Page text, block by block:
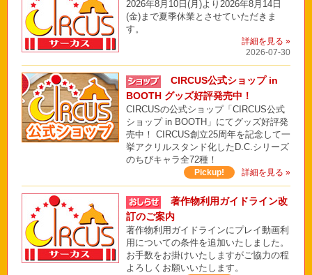
2026年8月10日(月)より2026年8月14日
(金)まで夏季休業とさせていただきま
す。
詳細を見る »
2026-07-30
CIRCUS公式ショップ in
BOOTH グッズ好評発売中！
CIRCUSの公式ショップ「CIRCUS公式
ショップ in BOOTH」にてグッズ好評発
売中！ CIRCUS創立25周年を記念して一
挙アクリルスタンド化したD.C.シリーズ
のちびキャラ全72種！
詳細を見る »
Pickup!
著作物利用ガイドライン改
訂のご案内
著作物利用ガイドラインにプレイ動画利
用についての条件を追加いたしました。
お手数をお掛けいたしますがご協力の程
よろしくお願いいたします。